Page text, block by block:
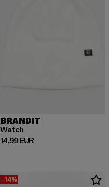
BRANDIT
Watch
14,99 EUR
Derzeitiger Preis: 14,99 EUR
-14%